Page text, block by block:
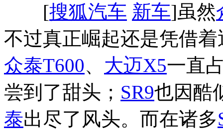
[搜狐汽车 新车]虽然
不过真正崛起还是凭借
众泰T600、 大迈X5一直
尝到了甜头； SR9也因酷
泰出尽了风头。而在诸多